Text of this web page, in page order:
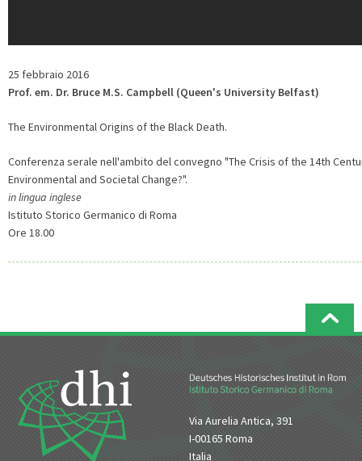
25 febbraio 2016
Prof. em. Dr. Bruce M.S. Campbell (Queen's University Belfast)
The Environmental Origins of the Black Death.
Conferenza serale nell'ambito del convegno "The Crisis of the 14th
Environmental and Societal Change?".
in lingua inglese
Istituto Storico Germanico di Roma
Ore 18.00
Via Aurelia Antica, 391
I-00165 Roma
Italia